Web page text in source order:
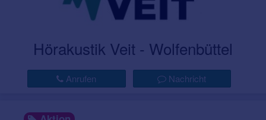
Hörakustik Veit - Wolfenbüttel
Anrufen Nachricht